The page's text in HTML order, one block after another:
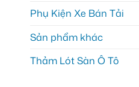
Phụ Kiện Xe Bán Tải
Sản phẩm khác
Thảm Lót Sàn Ô Tô